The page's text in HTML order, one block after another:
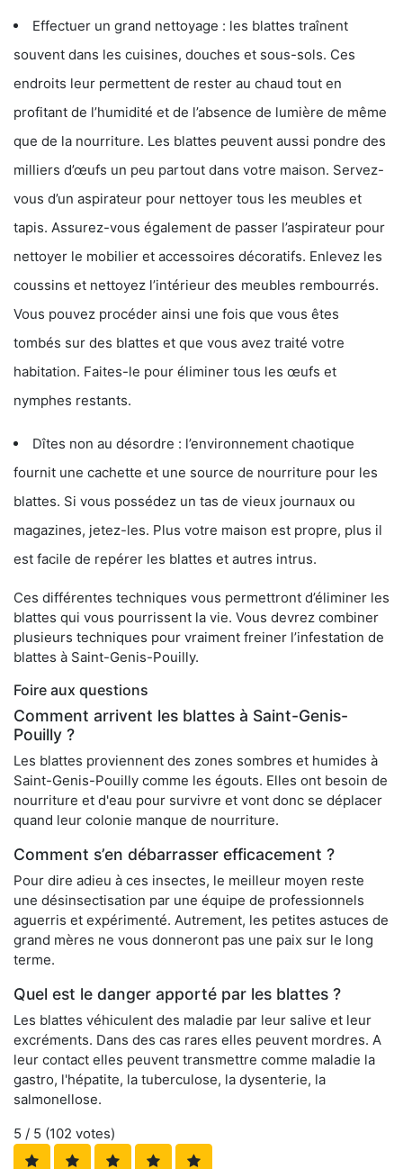
Effectuer un grand nettoyage : les blattes traînent
souvent dans les cuisines, douches et sous-sols. Ces
endroits leur permettent de rester au chaud tout en
profitant de l’humidité et de l’absence de lumière de même
que de la nourriture. Les blattes peuvent aussi pondre des
milliers d’œufs un peu partout dans votre maison. Servez-
vous d’un aspirateur pour nettoyer tous les meubles et
tapis. Assurez-vous également de passer l’aspirateur pour
nettoyer le mobilier et accessoires décoratifs. Enlevez les
coussins et nettoyez l’intérieur des meubles rembourrés.
Vous pouvez procéder ainsi une fois que vous êtes
tombés sur des blattes et que vous avez traité votre
habitation. Faites-le pour éliminer tous les œufs et
nymphes restants.
Dîtes non au désordre : l’environnement chaotique
fournit une cachette et une source de nourriture pour les
blattes. Si vous possédez un tas de vieux journaux ou
magazines, jetez-les. Plus votre maison est propre, plus il
est facile de repérer les blattes et autres intrus.
Ces différentes techniques vous permettront d’éliminer les
blattes qui vous pourrissent la vie. Vous devrez combiner
plusieurs techniques pour vraiment freiner l’infestation de
blattes à Saint-Genis-Pouilly.
Foire aux questions
Comment arrivent les blattes à Saint-Genis-
Pouilly ?
Les blattes proviennent des zones sombres et humides à
Saint-Genis-Pouilly comme les égouts. Elles ont besoin de
nourriture et d'eau pour survivre et vont donc se déplacer
quand leur colonie manque de nourriture.
Comment s’en débarrasser efficacement ?
Pour dire adieu à ces insectes, le meilleur moyen reste
une désinsectisation par une équipe de professionnels
aguerris et expérimenté. Autrement, les petites astuces de
grand mères ne vous donneront pas une paix sur le long
terme.
Quel est le danger apporté par les blattes ?
Les blattes véhiculent des maladie par leur salive et leur
excréments. Dans des cas rares elles peuvent mordres. A
leur contact elles peuvent transmettre comme maladie la
gastro, l'hépatite, la tuberculose, la dysenterie, la
salmonellose.
5 / 5 (102 votes)